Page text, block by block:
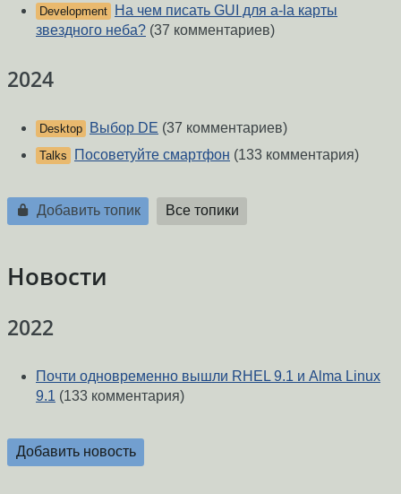
Development
На чем писать GUI для a-la карты
звездного неба? (37 комментариев)
2024
Desktop Выбор DE (37 комментариев)
Talks Посоветуйте смартфон (133 комментария)
Добавить топик Все топики
Новости
2022
Почти одновременно вышли RHEL 9.1 и Alma Linux
9.1 (133 комментария)
Добавить новость